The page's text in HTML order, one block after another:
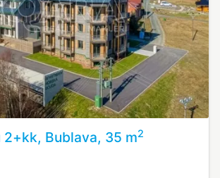
2+kk, Bublava, 35 m2